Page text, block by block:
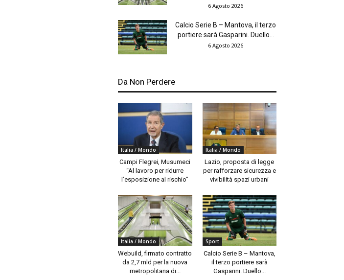
6 Agosto 2026
Calcio Serie B – Mantova, il terzo
portiere sarà Gasparini. Duello...
6 Agosto 2026
Da Non Perdere
Italia / Mondo
Campi Flegrei, Musumeci
“Al lavoro per ridurre
l’esposizione al rischio”
Italia / Mondo
Lazio, proposta di legge
per rafforzare sicurezza e
vivibilità spazi urbani
Italia / Mondo
Webuild, firmato contratto
da 2,7 mld per la nuova
metropolitana di...
Sport
Calcio Serie B – Mantova,
il terzo portiere sarà
Gasparini. Duello...